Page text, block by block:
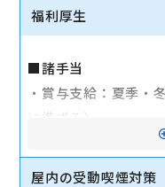
福利厚生
■諸手当
・賞与支給：夏季・
に準ずる）
・時間外手当あり（
・通勤手当支給（規
屋内の受動喫煙対策